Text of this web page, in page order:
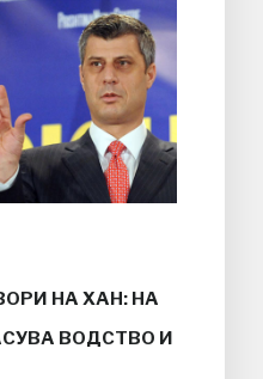
НА ХАН: НА
ВОДСТВО И